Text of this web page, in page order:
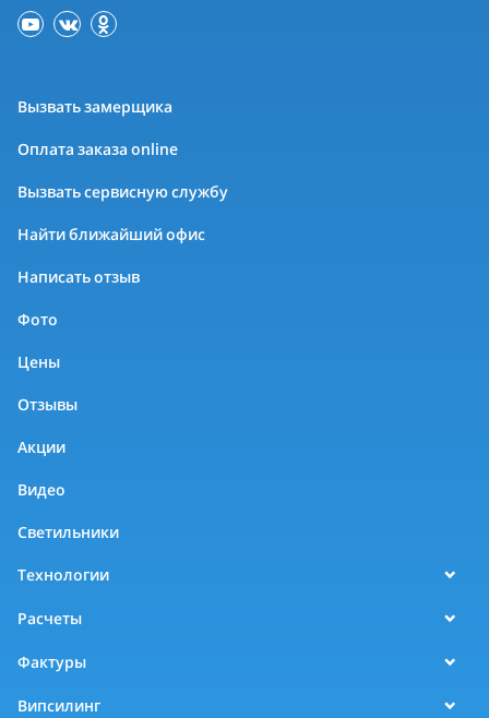
Вызвать замерщика
Оплата заказа online
Вызвать сервисную службу
Найти ближайший офис
Написать отзыв
Фото
Цены
Отзывы
Акции
Видео
Светильники
Технологии
Расчеты
Фактуры
Випсилинг